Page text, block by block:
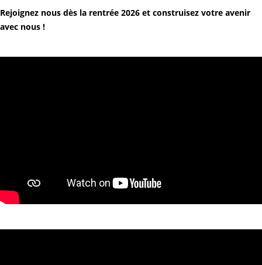
Rejoignez nous dès la rentrée 2026 et construisez votre avenir
avec nous !